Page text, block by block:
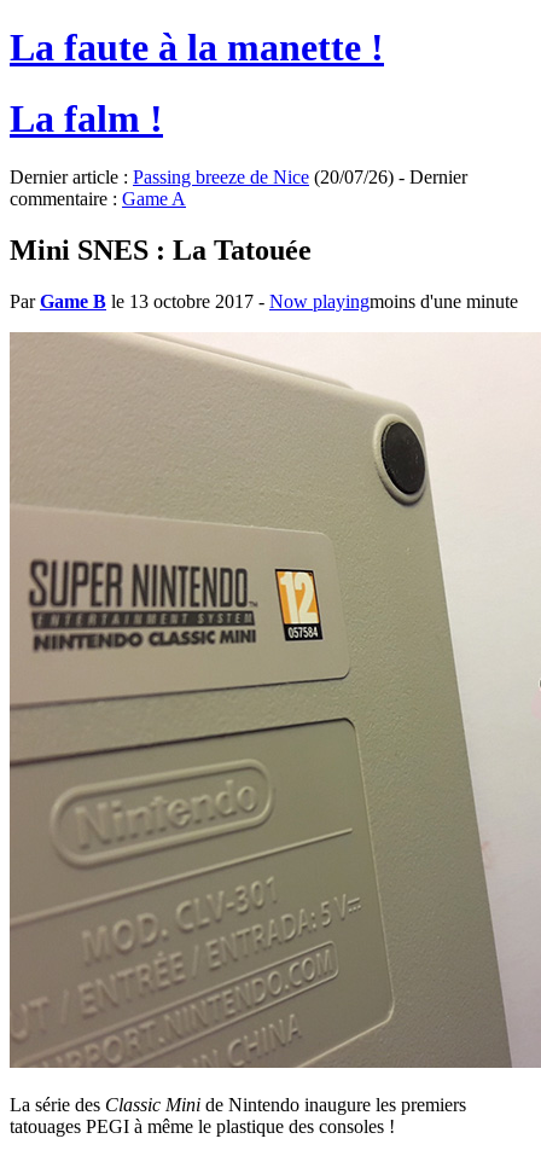
La faute à la manette !
La falm !
Dernier article : Passing breeze de Nice (20/07/26) - Dernier
commentaire : Game A
Mini SNES : La Tatouée
ParGame B le 13 octobre 2017 - Now playingmoins d'une minute
La série des Classic Mini de Nintendo inaugure les premiers
tatouages PEGI à même le plastique des consoles !